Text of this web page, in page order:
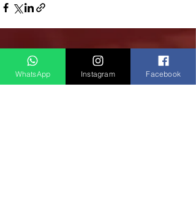
Posts recentes
WhatsApp Instagram Facebook